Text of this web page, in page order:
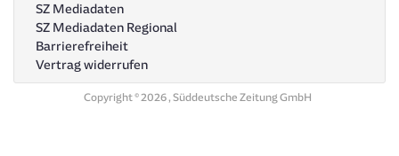
SZ Mediadaten
SZ Mediadaten Regional
Barrierefreiheit
Vertrag widerrufen
Copyright © 2026 , Süddeutsche Zeitung GmbH